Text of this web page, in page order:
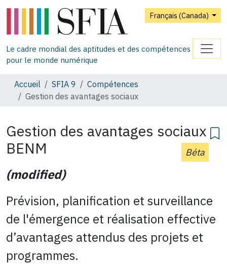
Français (Canada)
Le cadre mondial des aptitudes et des compétences
pour le monde numérique
Accueil SFIA 9
Compétences
Gestion des avantages sociaux
Gestion des avantages sociaux
BENM
Béta
(modified)
Prévision, planification et surveillance
de l'émergence et réalisation effective
d’avantages attendus des projets et
programmes.